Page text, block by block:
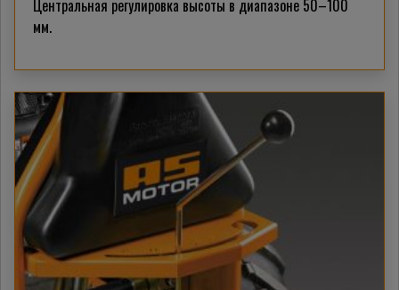
Центральная регулировка высоты в диапазоне 50–100
мм.